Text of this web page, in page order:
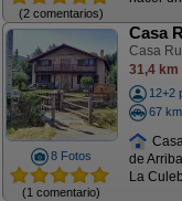
(2 comentarios)
8 Fotos
(1 comentario)
Casa
Casa
31,4 km
12+2
67
de
La